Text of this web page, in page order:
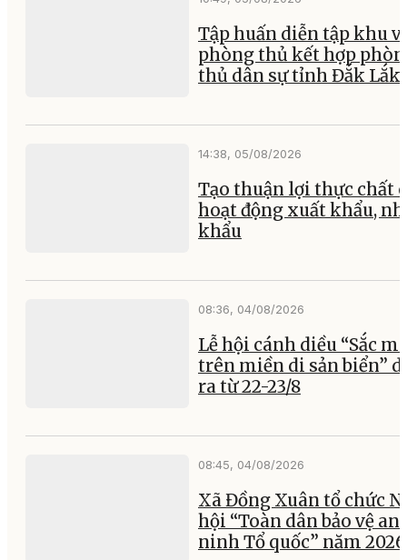
Tập huấn diễn tập khu
phòng thủ kết hợp
thủ dân sự tỉnh Đắk Lắk
14:38, 05/08/2026
Tạo thuận lợi thực chất
hoạt động xuất khẩu,
khẩu
08:36, 04/08/2026
Lễ hội cánh diều “Sắc
trên miền di sản biển”
ra từ 22-23/8
08:45, 04/08/2026
Xã Đồng Xuân tổ chức
hội “Toàn dân bảo vệ an
ninh Tổ quốc” năm 2026